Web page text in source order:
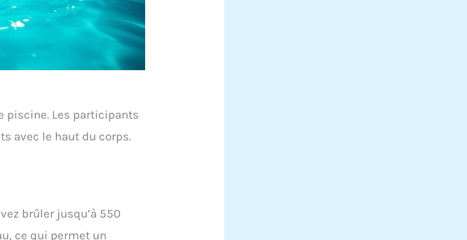
piscine. Les participants
avec le haut du corps.
brûler jusqu’à 550
ce qui permet un